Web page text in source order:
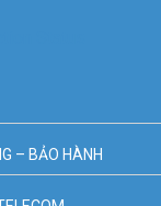
– BẢO HÀNH